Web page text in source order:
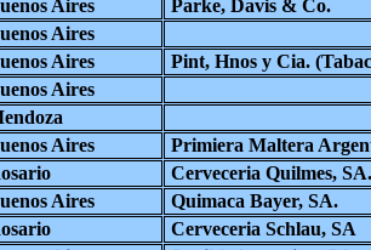
Aires
Parke, Davis & Co.
Aires
Aires
Pint, Hnos y Cia.
Aires
Aires
Primiera Maltera
Cerveceria Quilmes, SA.
Aires
Quimaca Bayer, SA.
Cerveceria Schlau, SA